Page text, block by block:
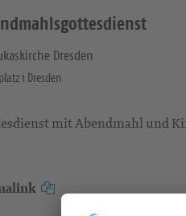
Dresden
1 Dresden
mit Abendmahl und